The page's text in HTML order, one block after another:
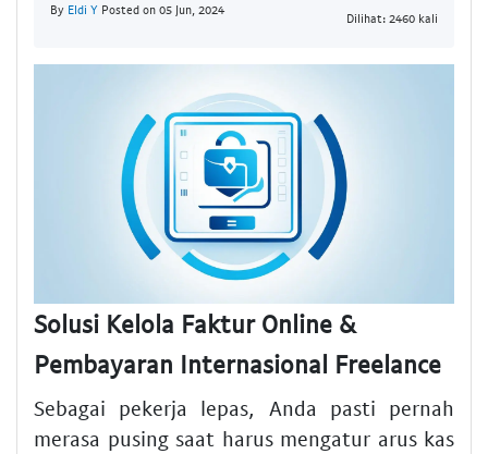
By Eldi Y Posted on 05 Jun, 2024
Dilihat: 2460 kali
Solusi Kelola Faktur Online &
Pembayaran Internasional Freelance
Sebagai pekerja lepas, Anda pasti pernah
merasa pusing saat harus mengatur arus kas